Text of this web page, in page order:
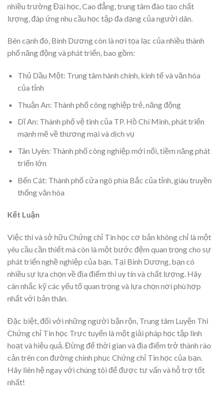
nhiều trường Đại học, Cao đẳng, trung tâm đào tạo chất
lượng, đáp ứng nhu cầu học tập đa dạng của người dân.
Bên cạnh đó, Bình Dương còn là nơi tọa lạc của nhiều thành
phố năng động và phát triển, bao gồm:
Thủ Dầu Một: Trung tâm hành chính, kinh tế và văn hóa
của tỉnh
Thuận An: Thành phố công nghiệp trẻ, năng động
Dĩ An: Thành phố vệ tinh của TP. Hồ Chí Minh, phát triển
mạnh mẽ về thương mại và dịch vụ
Tân Uyên: Thành phố công nghiệp mới nổi, tiềm năng phát
triển lớn
Bến Cát: Thành phố cửa ngõ phía Bắc của tỉnh, giàu truyền
thống văn hóa
Kết Luận
Việc thi và sở hữu Chứng chỉ Tin học cơ bản không chỉ là một
yêu cầu cần thiết mà còn là một bước đệm quan trọng cho sự
phát triển nghề nghiệp của bạn. Tại Bình Dương, bạn có
nhiều sự lựa chọn về địa điểm thi uy tín và chất lượng. Hãy
cân nhắc kỹ các yếu tố quan trọng và lựa chọn nơi phù hợp
nhất với bản thân.
Đặc biệt, đối với những người bận rộn, Trung tâm Luyện Thi
Chứng chỉ Tin học Trực tuyến là một giải pháp học tập linh
hoạt và hiệu quả. Đừng để thời gian và địa điểm trở thành rào
cản trên con đường chinh phục Chứng chỉ Tin học của bạn.
Hãy liên hệ ngay với chúng tôi để được tư vấn và hỗ trợ tốt
nhất!